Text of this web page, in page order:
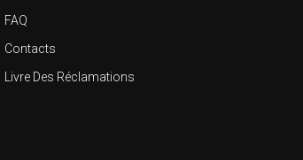
FAQ
Contacts
Livre Des Réclamations